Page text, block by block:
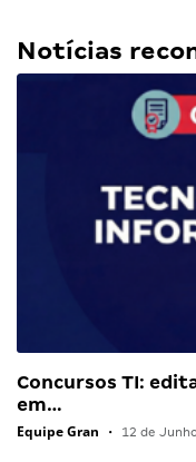
Notícias
Concursos TI:
em…
Equipe Gran • 12 de